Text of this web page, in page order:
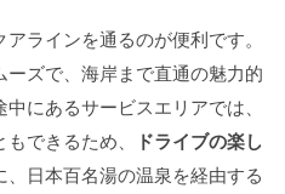
ラインを通るのが便利です。
ズで、海岸まで直通の魅力的
にあるサービスエリアでは、
できるため、
ドライブの楽し
、日本百名湯の温泉を経由する